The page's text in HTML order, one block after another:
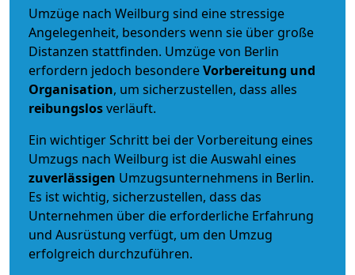
Umzüge nach Weilburg sind eine stressige
Angelegenheit, besonders wenn sie über große
Distanzen stattfinden. Umzüge von Berlin
erfordern jedoch besondereVorbereitung und
Organisation, um sicherzustellen, dass alles
reibungslosverläuft.
Ein wichtiger Schritt bei der Vorbereitung eines
Umzugs nach Weilburg ist die Auswahl eines
zuverlässigen Umzugsunternehmens in Berlin.
Es ist wichtig, sicherzustellen, dass das
Unternehmen über die erforderliche Erfahrung
und Ausrüstung verfügt, um den Umzug
erfolgreich durchzuführen.